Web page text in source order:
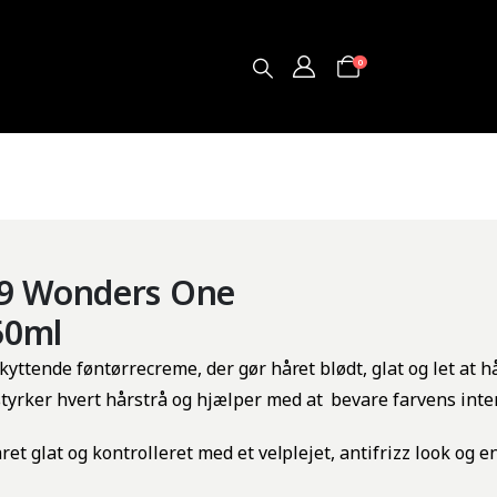
0
Wonders One
føntørrecreme, der gør håret blødt, glat og let at
hvert hårstråog hjælper med at bevare farvens
glatog kontrolleret med et velplejet, antifrizz lookog